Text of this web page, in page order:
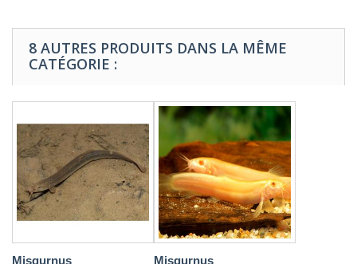
8 AUTRES PRODUITS DANS LA MÊME
CATÉGORIE :
Misgurnus
Misgurnus